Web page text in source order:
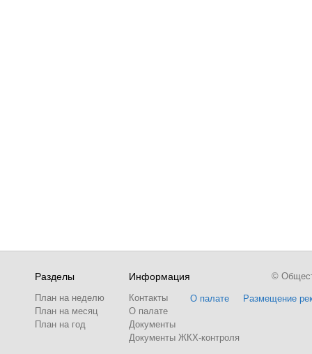
Разделы
План на неделю
План на месяц
План на год
Информация
Контакты
О палате
Документы
Документы ЖКХ-контроля
О палате Размещение
©